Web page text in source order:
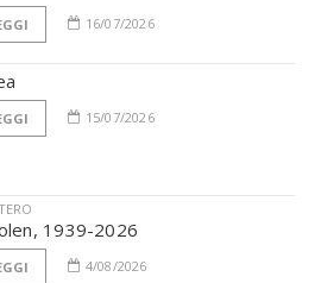
16/07/2026
15/07/2026
1939-2026
4/08/2026